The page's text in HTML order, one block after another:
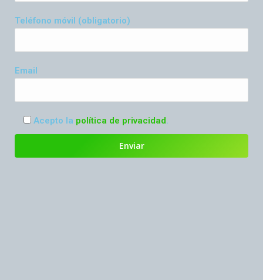
Teléfono móvil (obligatorio)
Email
Acepto la política de privacidad.